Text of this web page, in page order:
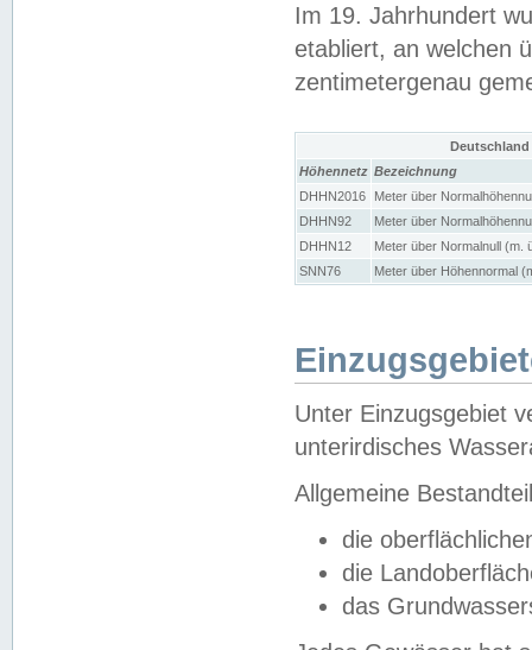
Im 19. Jahrhundert
etabliert, an welchen
zentimetergenau
Höhennetz Bezeichnung
DHHN2016
Meter über
DHHN92
Meter über
DHHN12
Meter über Normalnull (m.
SNN76
Meter über Höhennormal
Unter Einzugsgebiet
unterirdisches
Allgemeine
die
die
das